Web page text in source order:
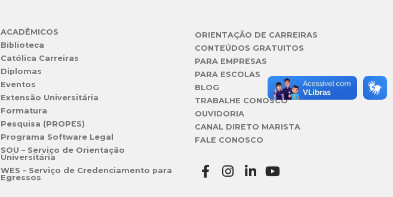
ACADÊMICOS
Biblioteca
Católica Carreiras
Diplomas
Eventos
Extensão Universitária
Formatura
Pesquisa (PROPES)
Programa Software Legal
SOU – Serviço de Orientação
Universitária
WES – Serviço de Credenciamento para
Egressos
ORIENTAÇÃO DE CARREIRAS
CONTEÚDOS GRATUITOS
PARA EMPRESAS
PARA ESCOLAS
BLOG
TRABALHE CONOSCO
OUVIDORIA
CANAL DIRETO MARISTA
FALE CONOSCO